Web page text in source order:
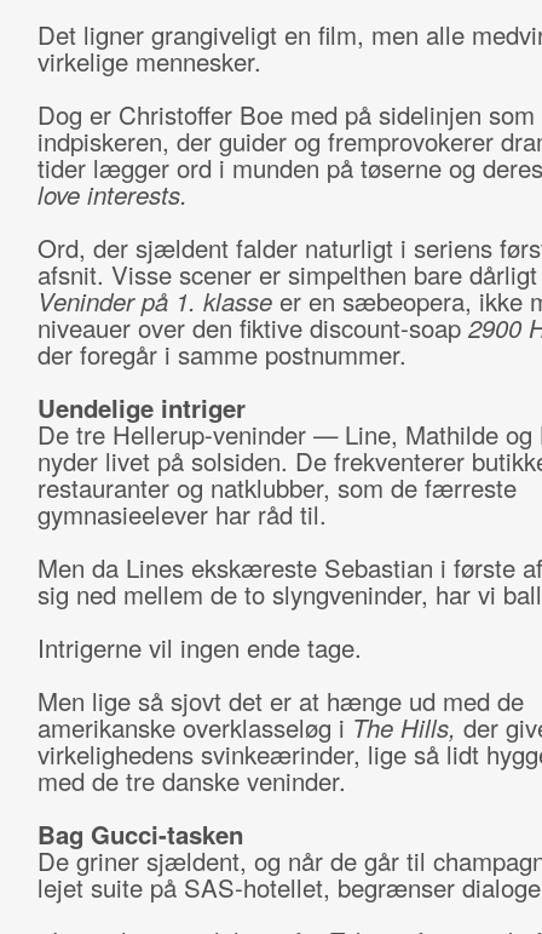
Det ligner grangiveligt en film, men alle
virkelige mennesker.
Dog er Christoffer Boe med på sidelinjen som
indpiskeren, der guider og fremprovokerer
tider lægger ord i munden på tøserne og
love interests.
Ord, der sjældent falder naturligt i seriens
afsnit. Visse scener er simpelthen bare
Veninder på 1. klasseer en sæbeopera, ikke
niveauer over den fiktive discount-soap2900
der foregår i samme postnummer.
Uendelige intriger
De tre Hellerup-veninder — Line, Mathilde
nyder livet på solsiden. De frekventerer
restauranter og natklubber, som de færreste
gymnasieelever har råd til.
Men da Lines ekskæreste Sebastian i første
sig ned mellem de to slyngveninder, har vi
Intrigerne vil ingen ende tage.
Men lige så sjovt det er at hænge ud med de
amerikanske overklasseløg i The Hills, der
virkelighedens svinkeærinder, lige så lidt
med de tre danske veninder.
Bag Gucci-tasken
De griner sjældent, og når de går til
lejet suite på SAS-hotellet, begrænser